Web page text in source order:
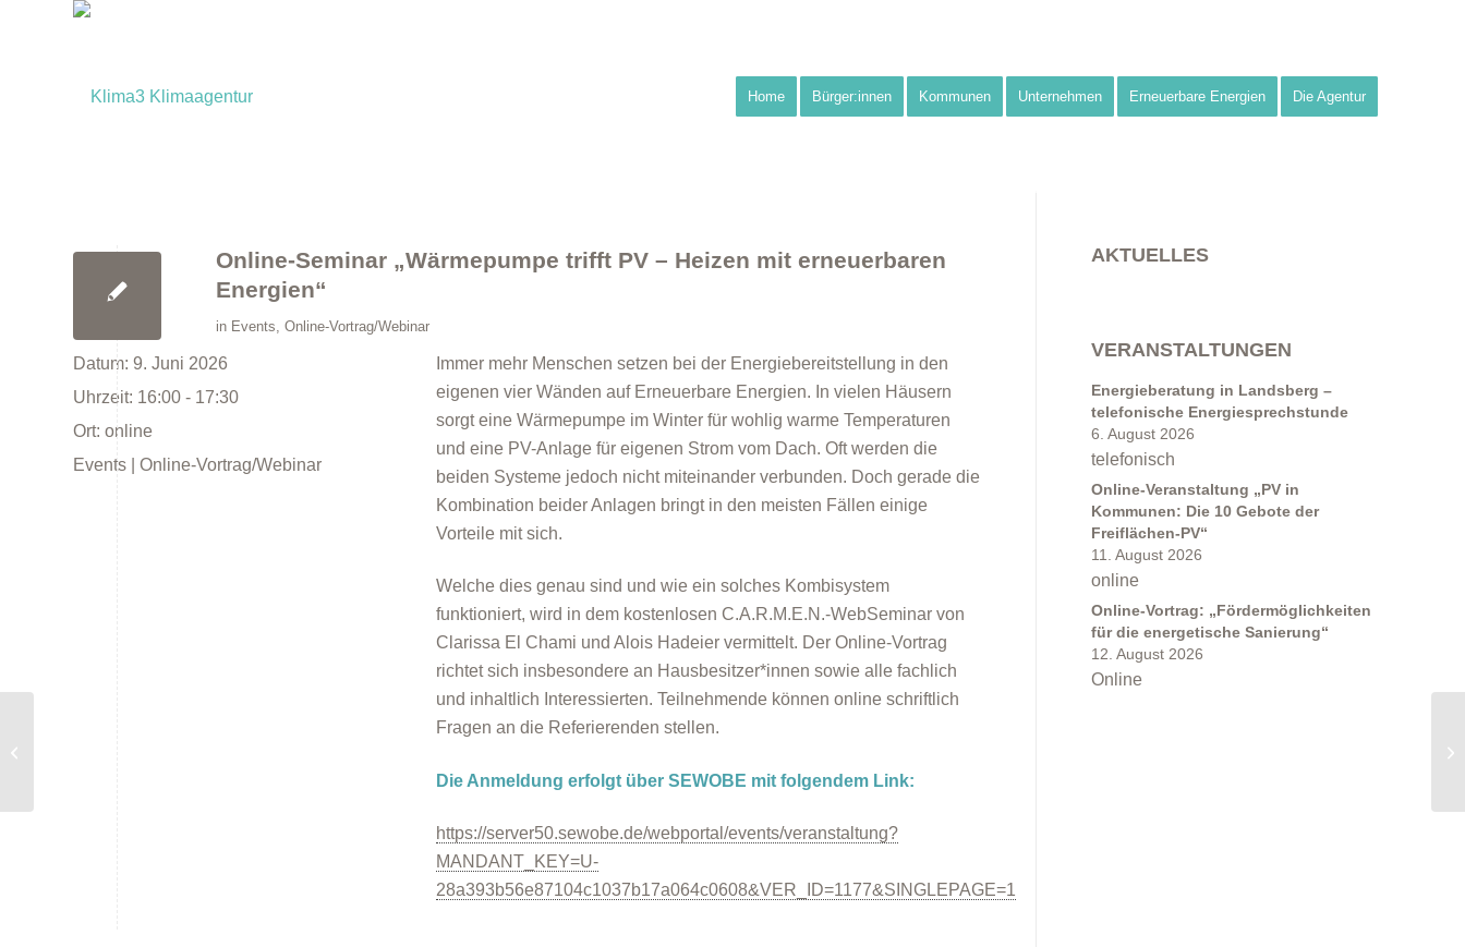
Home Bürger:innen Kommunen Unternehmen Erneuerbare Energien Die Agentur
Online-Seminar „Wärmepumpe trifft PV – Heizen mit erneuerbaren
Energien“
in Events, Online-Vortrag/Webinar
Datum: 9. Juni 2026
Uhrzeit: 16:00 - 17:30
Ort: online
Events | Online-Vortrag/Webinar
Immer mehr Menschen setzen bei der Energiebereitstellung in den
eigenen vier Wänden auf Erneuerbare Energien. In vielen Häusern
sorgt eine Wärmepumpe im Winter für wohlig warme Temperaturen
und eine PV-Anlage für eigenen Strom vom Dach. Oft werden die
beiden Systeme jedoch nicht miteinander verbunden. Doch gerade die
Kombination beider Anlagen bringt in den meisten Fällen einige
Vorteile mit sich.
Welche dies genau sind und wie ein solches Kombisystem
funktioniert, wird in dem kostenlosen C.A.R.M.E.N.-WebSeminar von
Clarissa El Chami und Alois Hadeier vermittelt. Der Online-Vortrag
richtet sich insbesondere an Hausbesitzer*innen sowie alle fachlich
und inhaltlich Interessierten. Teilnehmende können online schriftlich
Fragen an die Referierenden stellen.
Die Anmeldung erfolgt über SEWOBE mit folgendem Link:
https://server50.sewobe.de/webportal/events/veranstaltung?
MANDANT_KEY=U-
28a393b56e87104c1037b17a064c0608&VER_ID=1177&SINGLEPAGE=1
AKTUELLES
VERANSTALTUNGEN
Energieberatung in Landsberg –
telefonische Energiesprechstunde
6. August 2026
telefonisch
Online-Veranstaltung „PV in
Kommunen: Die 10 Gebote der
Freiflächen-PV“
11. August 2026
online
Online-Vortrag: „Fördermöglichkeiten
für die energetische Sanierung“
12. August 2026
Online